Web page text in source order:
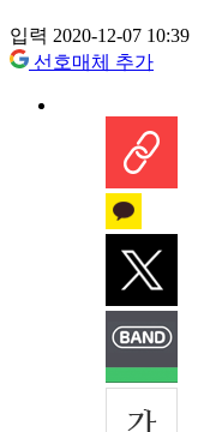
입력 2020-12-07 10:39
선호매체 추가